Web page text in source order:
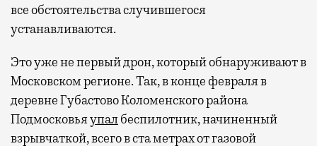
все обстоятельства случившегося
устанавливаются.
Это уже не первый дрон, который обнаруживают в
Московском регионе. Так, в конце февраля в
деревне Губастово Коломенского района
Подмосковьяупалбеспилотник, начиненный
взрывчаткой, всего в ста метрах от газовой